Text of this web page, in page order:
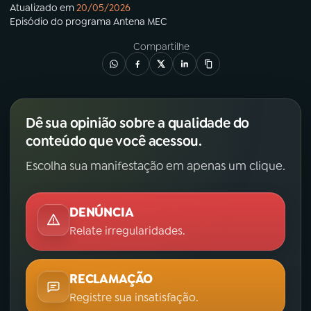
Atualizado em20/05/2026
Episódio do programa Antena MEC
Compartilhe
Dê sua opinião sobre a qualidade do
conteúdo que você acessou.
Escolha sua manifestação em apenas um clique.
DENÚNCIA
Relate irregularidades.
RECLAMAÇÃO
Registre sua insatisfação.